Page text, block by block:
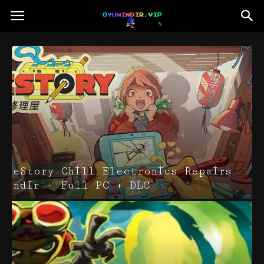
ReStory Chill Electronics Repairs
İndir – Full PC + DLC